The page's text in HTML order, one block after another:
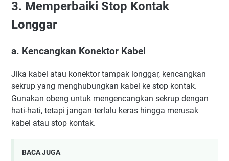
3. Memperbaiki Stop Kontak
Longgar
a. Kencangkan Konektor Kabel
Jika kabel atau konektor tampak longgar, kencangkan
sekrup yang menghubungkan kabel ke stop kontak.
Gunakan obeng untuk mengencangkan sekrup dengan
hati-hati, tetapi jangan terlalu keras hingga merusak
kabel atau stop kontak.
BACA JUGA